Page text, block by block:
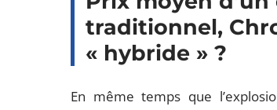
traditionnel,
« hybride » ?
En même temps que